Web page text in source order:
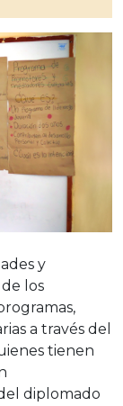
y
los
a través del
tienen
diplomado